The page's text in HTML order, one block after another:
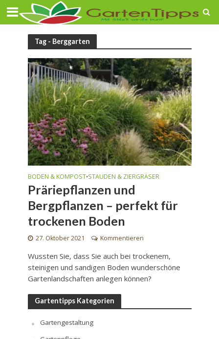
Tag - Berggarten
BODEN & KOMPOST•STAUDEN & ZIERGRÄSER
Präriepflanzen und
Bergpflanzen – perfekt für
trockenen Boden
27. Oktober 2021 Kommentieren
Wussten Sie, dass Sie auch bei trockenem,
steinigen und sandigen Boden wunderschöne
Gartenlandschaften anlegen können?
Gartentipps Kategorien
Gartengestaltung